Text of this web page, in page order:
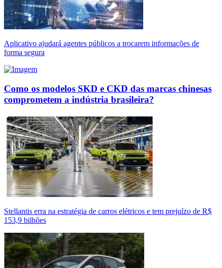
Aplicativo ajudará agentes públicos a trocarem informações de
forma segura
Como os modelos SKD e CKD das marcas chinesas
comprometem a indústria brasileira?
Stellantis erra na estratégia de carros elétricos e tem prejuízo de R$
153,9 bilhões